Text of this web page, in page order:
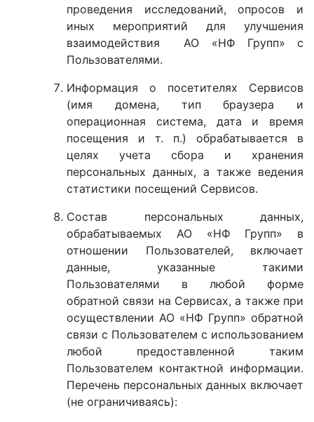
проведения исследований, опросов и
иных мероприятий для улучшения
взаимодействия АО «НФ Групп» с
Пользователями.
Информация о посетителях Сервисов
(имя домена, тип браузера и
операционная система, дата и время
посещения и т. п.) обрабатывается в
целях учета сбора и хранения
персональных данных, а также ведения
статистики посещений Сервисов.
Состав персональных данных,
обрабатываемых АО «НФ Групп» в
отношении Пользователей, включает
данные, указанные такими
Пользователями в любой форме
обратной связи на Сервисах, а также при
осуществлении АО «НФ Групп» обратной
связи с Пользователем с использованием
любой предоставленной таким
Пользователем контактной информации.
Перечень персональных данных включает
(не ограничиваясь):